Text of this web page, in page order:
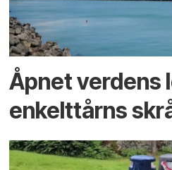
Åpnet verdens
enkelt­tårns